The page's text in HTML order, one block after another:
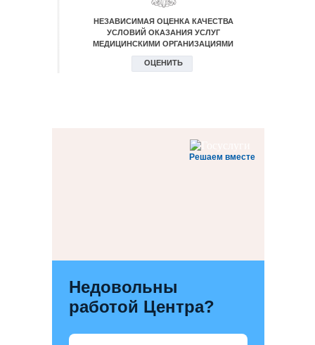
Решаем вместе
Недовольны
работой Центра?